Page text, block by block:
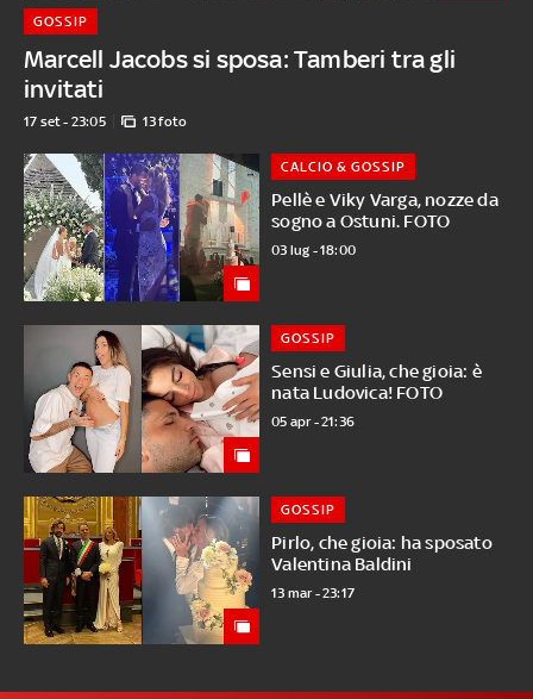
Marcell Jacobs si sposa: Tamberi tra gli
invitati
GOSSIP
17 set - 23:05 13 foto
Pellè e Viky Varga, nozze da
sogno a Ostuni. FOTO
CALCIO & GOSSIP
03 lug - 18:00
Sensi e Giulia, che gioia: è
nata Ludovica! FOTO
GOSSIP
05 apr - 21:36
Pirlo, che gioia: ha sposato
Valentina Baldini
GOSSIP
13 mar - 23:17